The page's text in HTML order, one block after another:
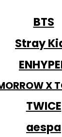
BTS
Stray
X
TWICE
aespa